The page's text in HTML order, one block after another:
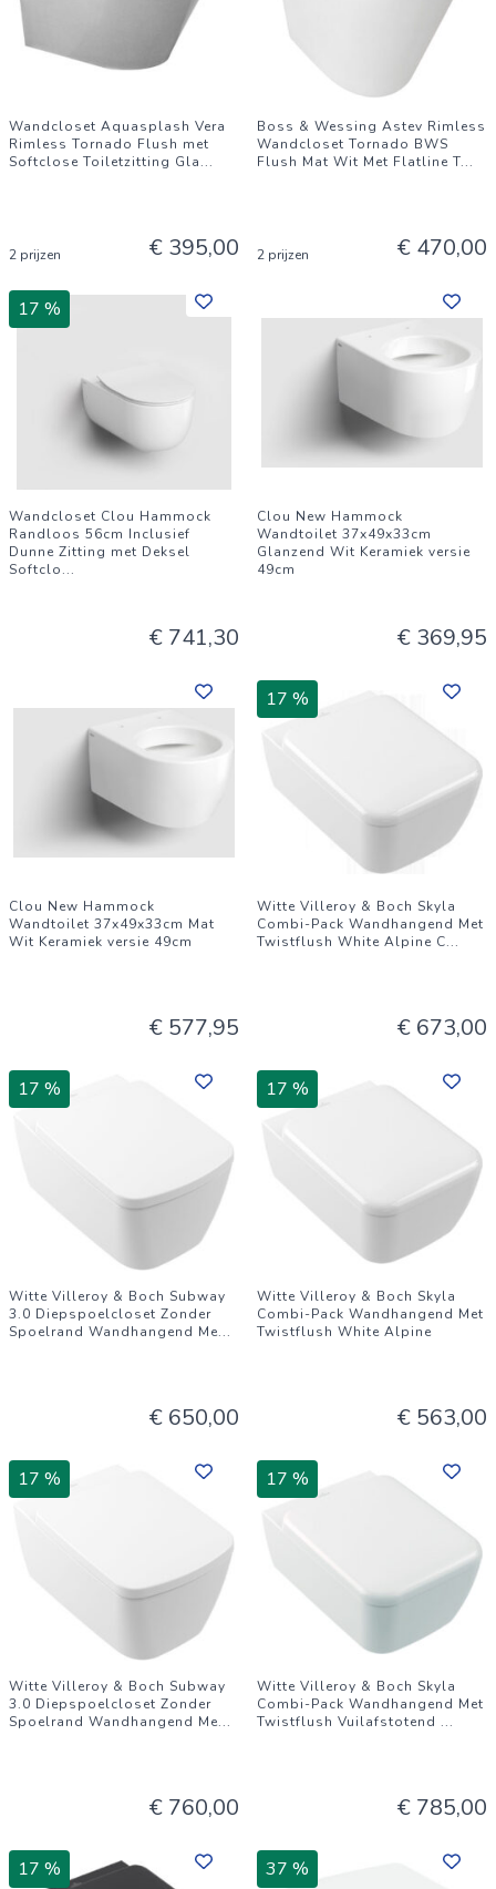
Wandcloset Aquasplash Vera
Rimless Tornado Flush met
Softclose Toiletzitting Gla...
2 prijzen € 395,00
Boss & Wessing Astev Rimless
Wandcloset Tornado BWS
Flush Mat Wit Met Flatline T...
2 prijzen € 470,00
17 %
Wandcloset Clou Hammock
Randloos 56cm Inclusief
Dunne Zitting met Deksel
Softclo...
€ 741,30
Clou New Hammock
Wandtoilet 37x49x33cm
Glanzend Wit Keramiek versie
49cm
€ 369,95
Clou New Hammock
Wandtoilet 37x49x33cm Mat
Wit Keramiek versie 49cm
€ 577,95
17 %
Witte Villeroy & Boch Skyla
Combi-Pack Wandhangend Met
Twistflush White Alpine C...
€ 673,00
17 %
Witte Villeroy & Boch Subway
3.0 Diepspoelcloset Zonder
Spoelrand Wandhangend Me...
€ 650,00
17 %
Witte Villeroy & Boch Skyla
Combi-Pack Wandhangend Met
Twistflush White Alpine
€ 563,00
17 %
Witte Villeroy & Boch Subway
3.0 Diepspoelcloset Zonder
Spoelrand Wandhangend Me...
€ 760,00
17 %
Witte Villeroy & Boch Skyla
Combi-Pack Wandhangend Met
Twistflush Vuilafstotend ...
€ 785,00
17 % 37 %